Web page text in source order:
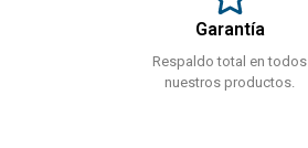
Garantía
Respaldo total en todos
nuestros productos.